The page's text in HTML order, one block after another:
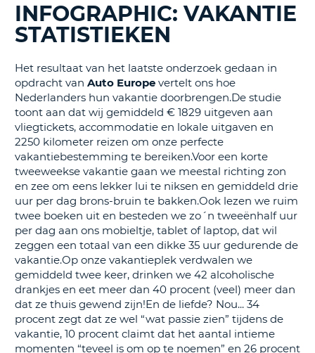
BLOGS
ZOEKEN......
INFOGRAPHIC: VAKANTIE
STATISTIEKEN
Het resultaat van het laatste onderzoek gedaan in
opdracht van Auto Europe vertelt ons hoe
Nederlanders hun vakantie doorbrengen.De studie
toont aan dat wij gemiddeld € 1829 uitgeven aan
vliegtickets, accommodatie en lokale uitgaven en
2250 kilometer reizen om onze perfecte
vakantiebestemming te bereiken.Voor een korte
tweeweekse vakantie gaan we meestal richting zon
en zee om eens lekker lui te niksen en gemiddeld drie
uur per dag brons-bruin te bakken.Ook lezen we ruim
twee boeken uit en besteden we zo´n tweeënhalf uur
per dag aan ons mobieltje, tablet of laptop, dat wil
zeggen een totaal van een dikke 35 uur gedurende de
vakantie.Op onze vakantieplek verdwalen we
gemiddeld twee keer, drinken we 42 alcoholische
drankjes en eet meer dan 40 procent (veel) meer dan
dat ze thuis gewend zijn!En de liefde? Nou... 34
procent zegt dat ze wel “wat passie zien” tijdens de
vakantie, 10 procent claimt dat het aantal intieme
momenten “teveel is om op te noemen” en 26 procent